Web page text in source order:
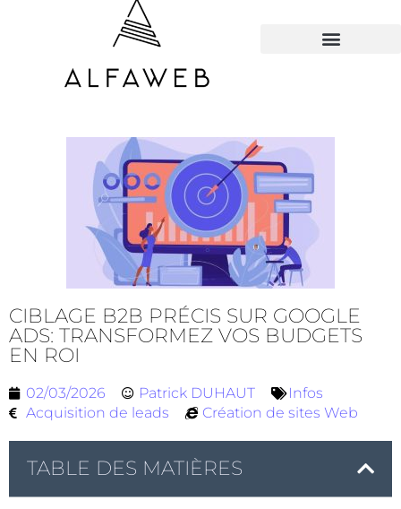
CIBLAGE B2B PRÉCIS SUR GOOGLE
ADS: TRANSFORMEZ VOS BUDGETS
EN ROI
02/03/2026 Patrick DUHAUT
Infos
Acquisition de leads
Création de sites Web
TABLE DES MATIÈRES